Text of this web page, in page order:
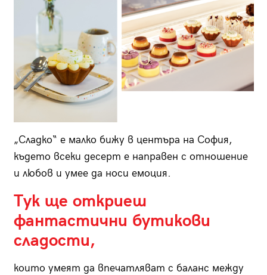
„Сладко“ е малко бижу в центъра на София,
където всеки десерт е направен с отношение
и любов и умее да носи емоция.
Тук ще откриеш
фантастични бутикови
сладости,
които умеят да впечатляват с баланс между